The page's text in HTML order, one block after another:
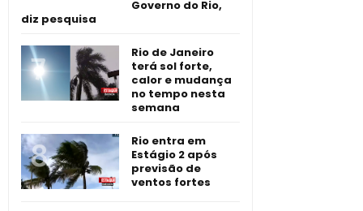
Governo do Rio,
diz pesquisa
Rio de Janeiro
terá sol forte,
calor e mudança
no tempo nesta
semana
Rio entra em
Estágio 2 após
previsão de
ventos fortes